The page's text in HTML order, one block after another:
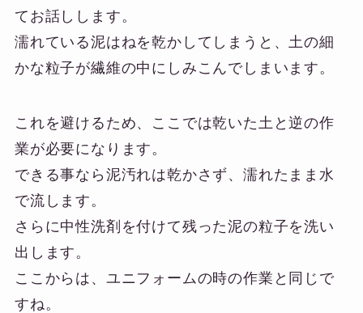
てお話しします。
濡れている泥はねを乾かしてしまうと、土の細
かな粒子が繊維の中にしみこんでしまいます。
これを避けるため、ここでは乾いた土と逆の作
業が必要になります。
できる事なら泥汚れは乾かさず、濡れたまま水
で流します。
さらに中性洗剤を付けて残った泥の粒子を洗い
出します。
ここからは、ユニフォームの時の作業と同じで
すね。